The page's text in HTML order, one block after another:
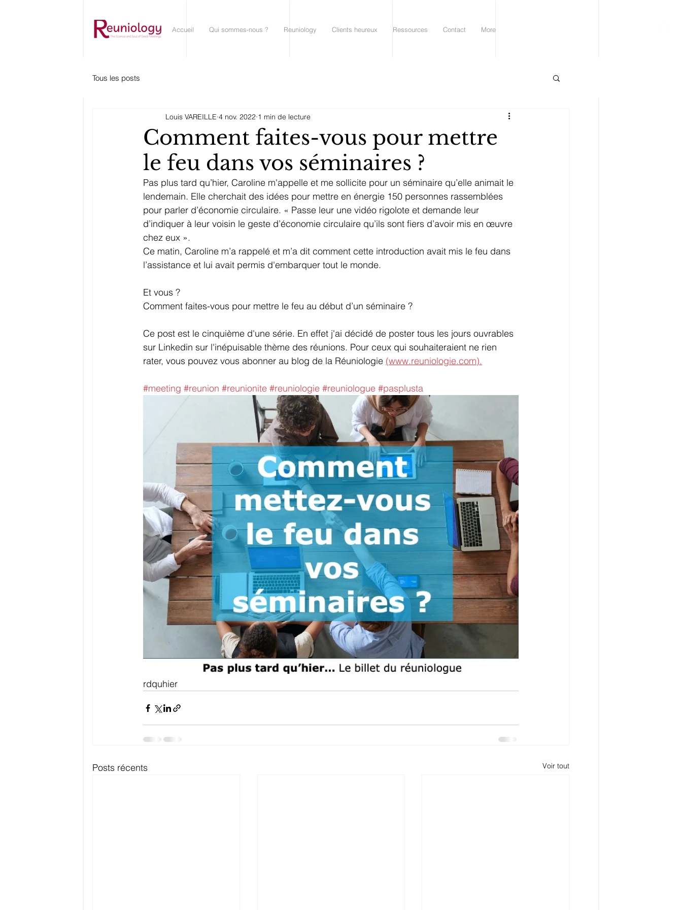
Accueil Qui sommes-nous ? Reuniology Clients heureux Ressources Contact More
Tous les posts
Comment faites-vous pour mettre
le feu dans vos séminaires ?
Louis VAREILLE 4 nov. 2022 1 min de lecture
Pas plus tard qu’hier, Caroline m'appelle et me sollicite pour un séminaire qu’elle animait le
lendemain. Elle cherchait des idées pour mettre en énergie 150 personnes rassemblées
pour parler d’économie circulaire. « Passe leur une vidéo rigolote et demande leur
d’indiquer à leur voisin le geste d’économie circulaire qu’ils sont fiers d’avoir mis en œuvre
chez eux ».
Ce matin, Caroline m’a rappelé et m’a dit comment cette introduction avait mis le feu dans
l’assistance et lui avait permis d'embarquer tout le monde.
Et vous ?
Comment faites-vous pour mettre le feu au début d’un séminaire ?
Ce post est le cinquième d'une série. En effet j'ai décidé de poster tous les jours ouvrables
sur Linkedin sur l'inépuisable thème des réunions. Pour ceux qui souhaiteraient ne rien
rater, vous pouvez vous abonner au blog de la Réuniologie (www.reuniologie.com).
#meeting #reunion #reunionite #reuniologie #reuniologue #pasplusta
rdquhier
Posts récents Voir tout